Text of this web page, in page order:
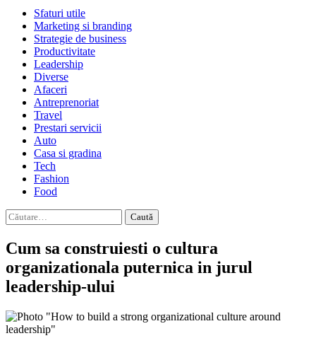
Sfaturi utile
Marketing si branding
Strategie de business
Productivitate
Leadership
Diverse
Afaceri
Antreprenoriat
Travel
Prestari servicii
Auto
Casa si gradina
Tech
Fashion
Food
Caută
după:
Cum sa construiesti o cultura
organizationala puternica in jurul
leadership-ului